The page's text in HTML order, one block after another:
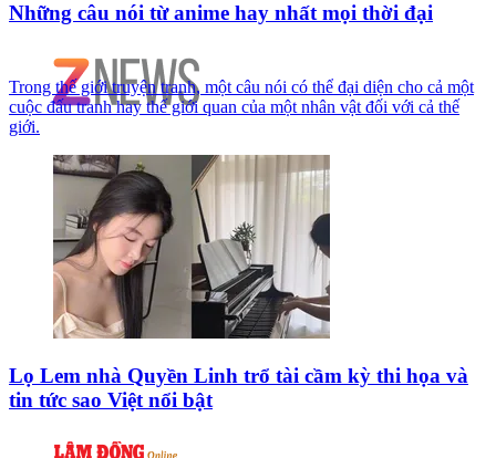
Những câu nói từ anime hay nhất mọi thời đại
Trong thế giới truyện tranh, một câu nói có thể đại diện cho cả một
cuộc đấu tranh hay thế giới quan của một nhân vật đối với cả thế
giới.
Lọ Lem nhà Quyền Linh trổ tài cầm kỳ thi họa và
tin tức sao Việt nổi bật